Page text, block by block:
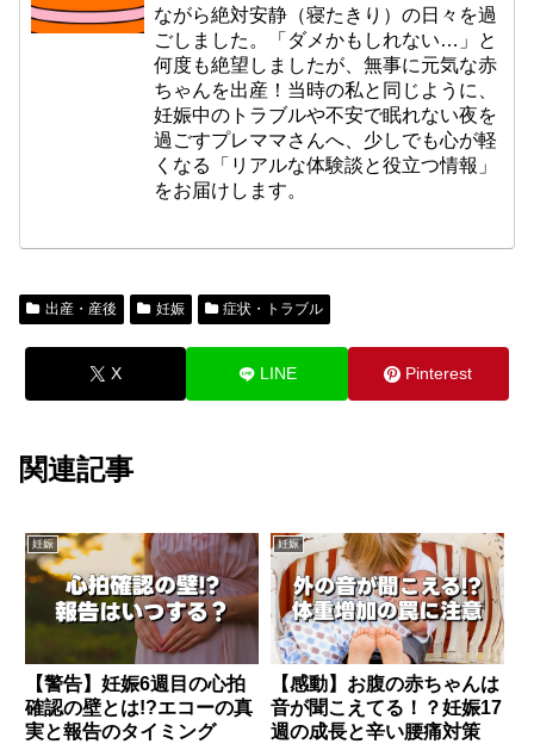
ながら絶対安静（寝たきり）の日々を過
ごしました。「ダメかもしれない…」と
何度も絶望しましたが、無事に元気な赤
ちゃんを出産！当時の私と同じように、
妊娠中のトラブルや不安で眠れない夜を
過ごすプレママさんへ、少しでも心が軽
くなる「リアルな体験談と役立つ情報」
をお届けします。
出産・産後 妊娠 症状・トラブル
X LINE Pinterest
関連記事
妊娠
【警告】妊娠6週目の心拍
確認の壁とは!?エコーの真
実と報告のタイミング
妊娠
【感動】お腹の赤ちゃんは
音が聞こえてる！？妊娠17
週の成長と辛い腰痛対策